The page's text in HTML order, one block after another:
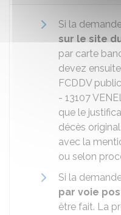
Si la
sur le site
par carte
devez
FCDDV
- 13107
que le
décès
avec la
ou selon
Si la
par voie
être fait. La